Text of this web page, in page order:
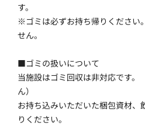
す。
※ゴミは必ずお持ち帰りください
せん。
■ゴミの扱いについて
当施設はゴミ回収は非対応です。
ん）
お持ち込みいただいた梱包資材
りください。